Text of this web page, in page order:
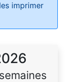
imprimer